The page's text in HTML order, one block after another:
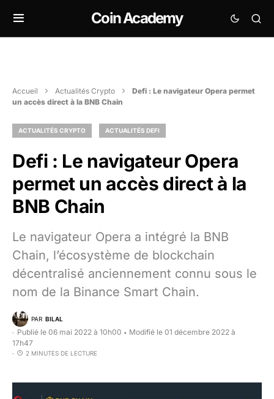
Coin Academy
Accueil Actualités Crypto
Defi : Le navigateur Opera permet
un accès direct à la BNB Chain
ACTUALITÉS CRYPTO ACTUALITÉS DEFI
Defi : Le navigateur Opera
permet un accès direct à la
BNB Chain
Le navigateur Opera a intégré la BNB
Chain, l’écosystème de blockchain
décentralisé anciennement connu sous le
nom de la Binance Smart Chain.
PAR BILAL
Publié le 06 mai 2022 à 10h00 • Modifié le 01 décembre 2022 à
17h47
2 MINUTES DE LECTURE